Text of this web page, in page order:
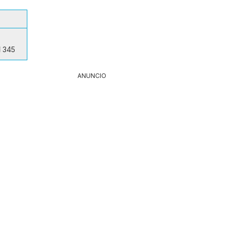
345
ANUNCIO